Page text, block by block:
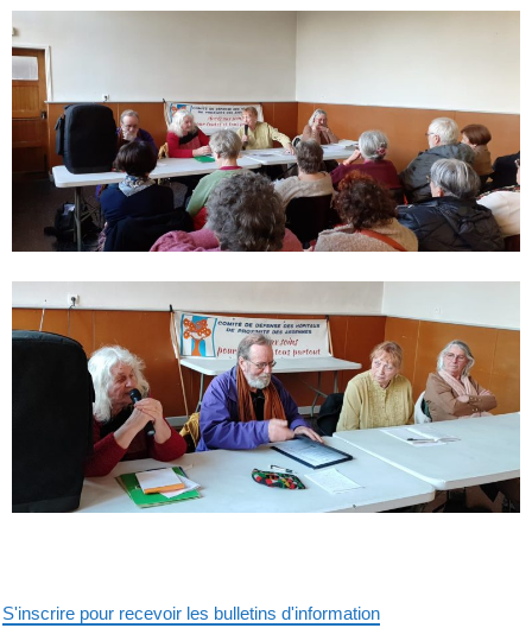
S'inscrire pour recevoir les bulletins d'information